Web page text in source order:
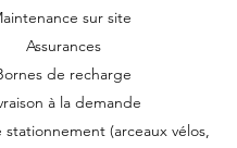
sur site
Assurances
de recharge
à la demande
stationnement (arceaux vélos,